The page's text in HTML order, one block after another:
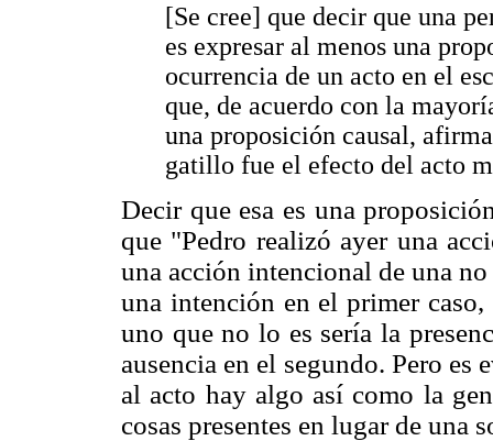
[Se cree] que decir que una
es expresar al menos una
ocurrencia de un acto en el
que, de acuerdo con la
una proposición causal,
gatillo fue el efecto del acto
Decir que esa es una
que "Pedro realizó ayer una
una acción intencional de una
una intención en el primer
uno que no lo es sería la
ausencia en el segundo. Pero es
al acto hay algo así como la
cosas presentes en lugar de una